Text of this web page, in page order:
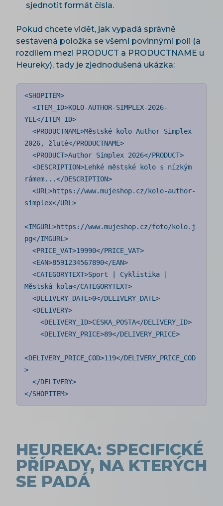
sjednotit formát čísla.
Pokud chcete vidět, jak vypadá správně
sestavená položka se všemi povinnými poli (a
rozdílem mezi PRODUCT a PRODUCTNAME u
Heureky), tady je zjednodušená ukázka:
<SHOPITEM>
YEL</ITEM_ID>
2026, žluté</PRODUCTNAME>
rámem...</DESCRIPTION>
simplex</URL>
<IMGURL>https://www.mujeshop.cz/foto/kolo.j
pg</IMGURL>
Městská kola</CATEGORYTEXT>
<DELIVERY_PRICE_COD>119</DELIVERY_PRICE_COD
>
</SHOPITEM>
HEUREKA: SPECIFICKÉ
PŘÍPADY, NA KTERÝCH
SE PADÁ